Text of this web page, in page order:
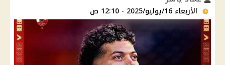
الأربعاء 16/يوليو/2025 - 12:10 ص